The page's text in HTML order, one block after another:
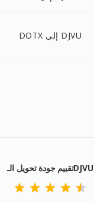
DOTX إلى DJVU
تقييم جودة تحويل الـDJVU